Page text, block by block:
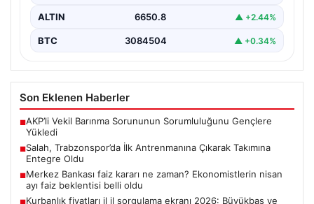
ALTIN 6650.8 ▲ +2.44%
BTC 3084504 ▲ +0.34%
Son Eklenen Haberler
■AKP’li Vekil Barınma Sorununun Sorumluluğunu Gençlere
Yükledi
■Salah, Trabzonspor’da İlk Antrenmanına Çıkarak Takımına
Entegre Oldu
■Merkez Bankası faiz kararı ne zaman? Ekonomistlerin nisan
ayı faiz beklentisi belli oldu
■Kurbanlık fiyatları il il sorgulama ekranı 2026: Büyükbaş ve